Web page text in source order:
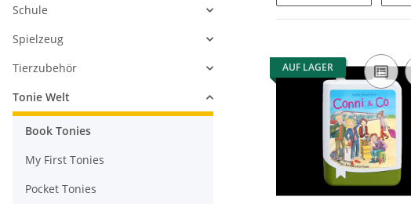
AUF LAGER
Schule
Spielzeug
Tierzubehör
Tonie Welt
Book Tonies
My First Tonies
Pocket Tonies